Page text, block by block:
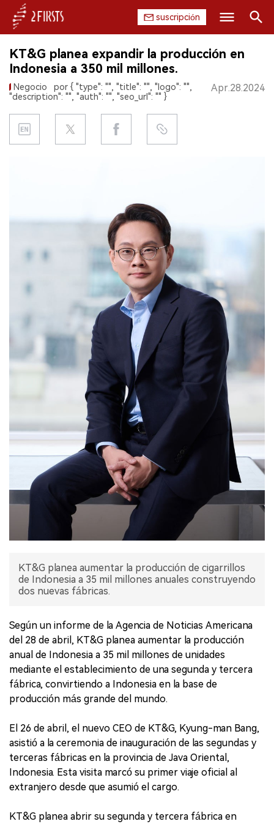
suscripción
INICIO
EMPRESA
PRODUCTO
Buscar
KT&G planea expandir la producción en
Indonesia a 350 mil millones.
Negocio
por { "type": "", "title": "", "logo": "",
"description": "", "auth": "", "seo_url": "" }
Apr.28.2024
KT&G planea aumentar la producción de cigarrillos
de Indonesia a 35 mil millones anuales construyendo
dos nuevas fábricas.
Según un informe de la Agencia de Noticias Americana
del 28 de abril, KT&G planea aumentar la producción
anual de Indonesia a 35 mil millones de unidades
mediante el establecimiento de una segunda y tercera
fábrica, convirtiendo a Indonesia en la base de
producción más grande del mundo.
El 26 de abril, el nuevo CEO de KT&G, Kyung-man Bang,
asistió a la ceremonia de inauguración de las segundas y
terceras fábricas en la provincia de Java Oriental,
Indonesia. Esta visita marcó su primer viaje oficial al
extranjero desde que asumió el cargo.
KT&G planea abrir su segunda y tercera fábrica en